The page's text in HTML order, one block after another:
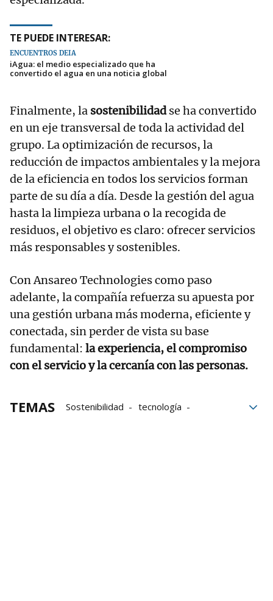
TE PUEDE INTERESAR:
ENCUENTROS DEIA
iAgua: el medio especializado que ha
convertido el agua en una noticia global
Finalmente, la sostenibilidadse ha convertido
en un eje transversal de toda la actividad del
grupo. La optimización de recursos, la
reducción de impactos ambientales y la mejora
de la eficiencia en todos los servicios forman
parte de su día a día. Desde la gestión del agua
hasta la limpieza urbana o la recogida de
residuos, el objetivo es claro: ofrecer servicios
más responsables y sostenibles.
Con Ansareo Technologies como paso
adelante, la compañía refuerza su apuesta por
una gestión urbana más moderna, eficiente y
conectada, sin perder de vista su base
fundamental: la experiencia, el compromiso
con el servicio y la cercanía con las personas.
TEMAS Sostenibilidad
tecnología